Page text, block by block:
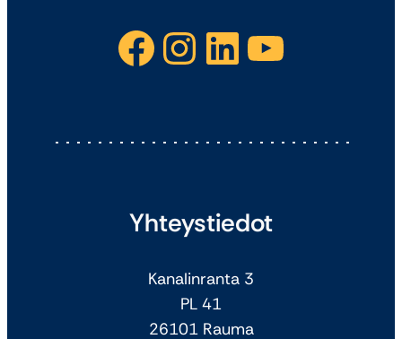
Facebook Instagram LinkedIn YouTube
Yhteystiedot
Kanalinranta 3
PL 41
26101 Rauma